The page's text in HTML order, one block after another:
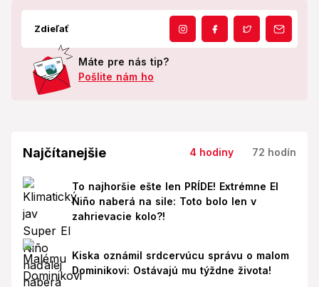
Zdieľať
Máte pre nás tip?
Pošlite nám ho
Najčítanejšie 4 hodiny 72 hodín
To najhoršie ešte len PRÍDE! Extrémne El
Niño naberá na sile: Toto bolo len v
zahrievacie kolo?!
Kiska oznámil srdcervúcu správu o malom
Dominikovi: Ostávajú mu týždne života!